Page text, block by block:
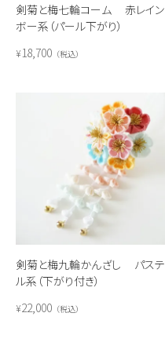
剣菊と梅七輪コーム 赤レイン
ボー系（パール下がり）
¥18,700 税込
剣菊と梅九輪かんざし パステ
ル系（下がり付き）
¥22,000 税込